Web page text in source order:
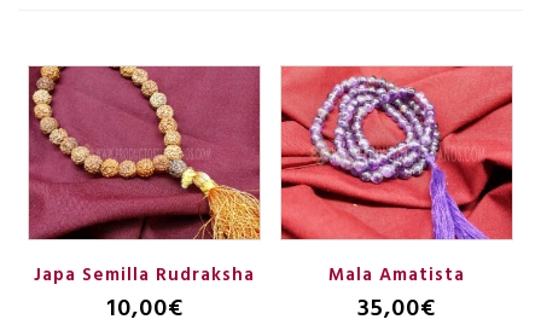
Japa Semilla Rudraksha
10,00€
Mala Amatista
35,00€